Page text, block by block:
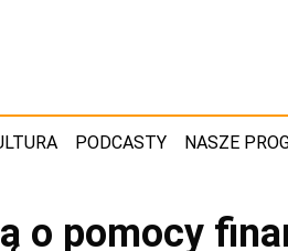
PODCASTY NASZE
o pomocy